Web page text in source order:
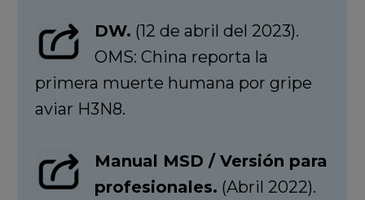
DW. (12 de abril del 2023).
OMS: China reporta la
primera muerte humana por gripe
aviar H3N8.
Manual MSD / Versión para
profesionales. (Abril 2022).